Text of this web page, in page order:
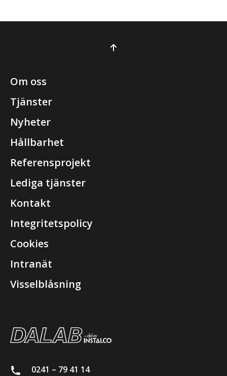
0241 – 79 41 14
Om oss
Tjänster
Nyheter
Hållbarhet
Referensprojekt
Lediga tjänster
Kontakt
Integritetspolicy
Cookies
Intranät
Visselblåsning